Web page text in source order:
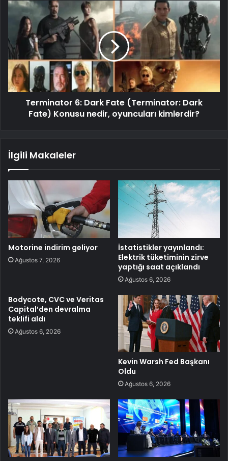
Terminator 6: Dark Fate (Terminator: Dark
Fate) Konusu nedir, oyuncuları kimlerdir?
İlgili Makaleler
Motorine indirim geliyor
Ağustos 7, 2026
İstatistikler yayınlandı:
Elektrik tüketiminin zirve
yaptığı saat açıklandı
Ağustos 6, 2026
Bodycote, CVC ve Veritas
Capital’den devralma
teklifi aldı
Ağustos 6, 2026
Kevin Warsh Fed Başkanı
Oldu
Ağustos 6, 2026